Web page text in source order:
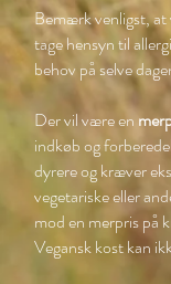
Bemærk venligst,
tage hensyn til
behov på selve
Der vil være en
indkøb og
dyrere og kræver
vegetariske eller
mod en merpris på
Vegansk kost kan